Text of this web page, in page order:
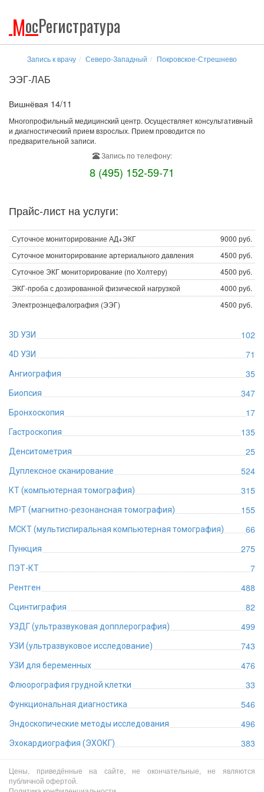
МосРегистратура
Запись к врачу Северо-Западный Покровское-Стрешнево
ЭЭГ-ЛАБ
Вишнёвая 14/11
Многопрофильный медицинский центр. Осуществляет консультативный
и диагностический прием взрослых. Прием проводится по
предварительной записи.
Запись по телефону:
8 (495) 152-59-71
Прайс-лист на услуги:
Суточное мониторирование АД+ЭКГ
9000 руб.
Суточное мониторирование артериального давления
4500 руб.
Суточное ЭКГ мониторирование (по Холтеру)
4500 руб.
ЭКГ-проба с дозированной физической нагрузкой
4000 руб.
Электроэнцефалография (ЭЭГ)
4500 руб.
3D УЗИ 102
4D УЗИ 71
Ангиография 35
Биопсия 347
Бронхоскопия 17
Гастроскопия 135
Денситометрия 25
Дуплексное сканирование 524
КТ (компьютерная томография) 315
МРТ (магнитно-резонансная томография) 155
МСКТ (мультиспиральная компьютерная томография) 66
Пункция 275
ПЭТ-КТ 7
Рентген 488
Сцинтиграфия 82
УЗДГ (ультразвуковая допплерография) 499
УЗИ (ультразвуковое исследование) 743
УЗИ для беременных 476
Флюорография грудной клетки 33
Функциональная диагностика 546
Эндоскопические методы исследования 496
Эхокардиография (ЭХОКГ) 383
Цены, приведённые на сайте, не окончательные, не являются
публичной офертой.